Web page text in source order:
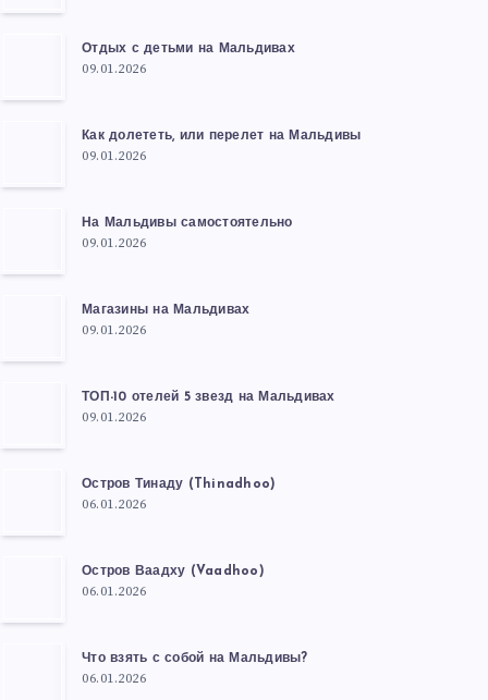
Отдых с детьми на Мальдивах
09.01.2026
Как долететь, или перелет на Мальдивы
09.01.2026
На Мальдивы самостоятельно
09.01.2026
Магазины на Мальдивах
09.01.2026
ТОП-10 отелей 5 звезд на Мальдивах
09.01.2026
Остров Тинаду (Thinadhoo)
06.01.2026
Остров Ваадху (Vaadhoo)
06.01.2026
Что взять с собой на Мальдивы?
06.01.2026